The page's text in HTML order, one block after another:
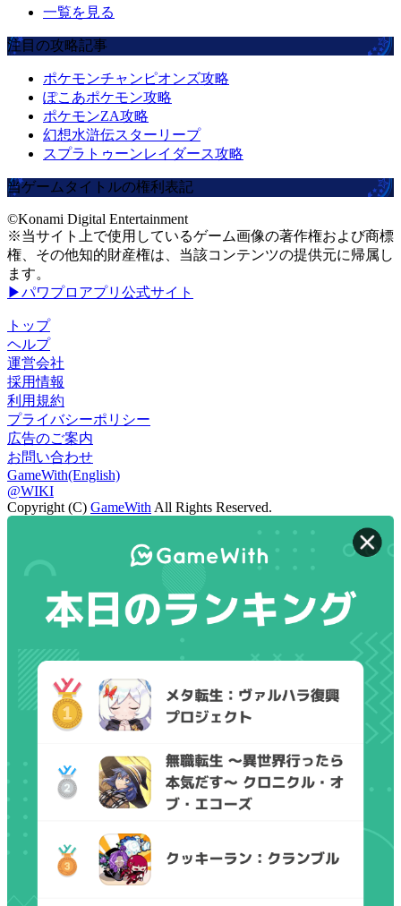
一覧を見る
注目の攻略記事
ポケモンチャンピオンズ攻略
ぽこあポケモン攻略
ポケモンZA攻略
幻想水滸伝スターリープ
スプラトゥーンレイダース攻略
当ゲームタイトルの権利表記
©Konami Digital Entertainment
※当サイト上で使用しているゲーム画像の著作権および商標
権、その他知的財産権は、当該コンテンツの提供元に帰属し
ます。
▶パワプロアプリ公式サイト
トップ
ヘルプ
運営会社
採用情報
利用規約
プライバシーポリシー
広告のご案内
お問い合わせ
GameWith(English)
@WIKI
Copyright (C) GameWith All Rights Reserved.